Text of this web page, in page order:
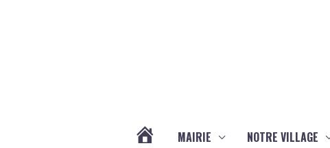
MAIRIE NOTRE VILLAGE